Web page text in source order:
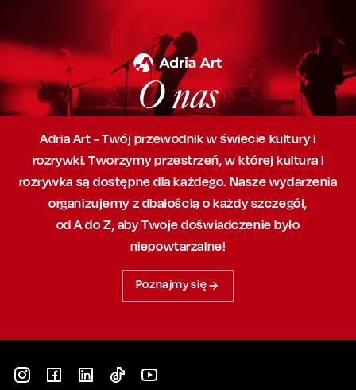
O nas
Adria Art - Twój przewodnik w świecie kultury i
rozrywki. Tworzymy przestrzeń,w której kultura i
rozrywka są dostępne dla każdego. Nasze wydarzenia
organizujemy z dbałością o każdy szczegół,
od A do Z, abyTwoje doświadczenie było
niepowtarzalne!
Poznajmy się